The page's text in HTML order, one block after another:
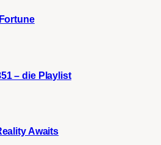
– die Playlist
Awaits